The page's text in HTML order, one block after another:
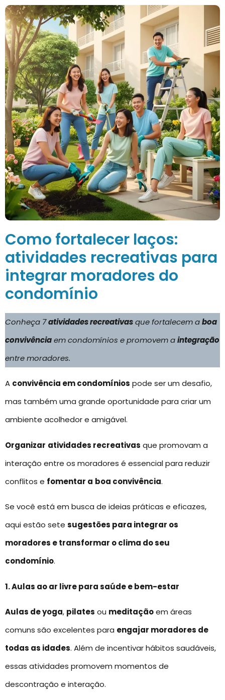
Como fortalecer laços:
atividades recreativas para
integrar moradores do
condomínio
Conheça 7atividades recreativasque fortalecem aboa
convivênciaem condomínios e promovem aintegração
entre moradores.
A convivência em condomínios pode ser um desafio,
mas também uma grande oportunidade para criar um
ambiente acolhedor e amigável.
Organizar atividades recreativas que promovam a
interação entre os moradores é essencial para reduzir
conflitos e fomentar a boa convivência.
Se você está em busca de ideias práticas e eficazes,
aqui estão sete sugestões para integrar os
moradores e transformar o clima do seu
condomínio.
1. Aulas ao ar livre para saúde e bem-estar
Aulas de yoga, pilates ou meditaçãoem áreas
comuns são excelentes para engajar moradores de
todas as idades. Além de incentivar hábitos saudáveis,
essas atividades promovem momentos de
descontração e interação.